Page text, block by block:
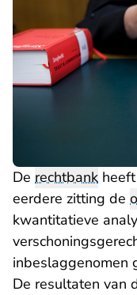
De rechtbank
eerdere zitting de
kwantitatieve
inbeslaggenomen
De resultaten van